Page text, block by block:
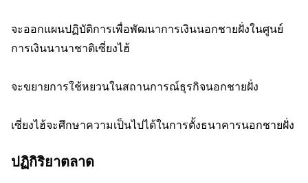
จะออกแผนปฏิบัติการเพื่อพัฒนาการเงินนอกชายฝั่งในศูนย์
การเงินนานาชาติเซี่ยงไฮ้
จะขยายการใช้หยวนในสถานการณ์ธุรกิจนอกชายฝั่ง
เซี่ยงไฮ้จะศึกษาความเป็นไปได้ในการตั้งธนาคารนอกชายฝั่ง
ปฏิกิริยาตลาด